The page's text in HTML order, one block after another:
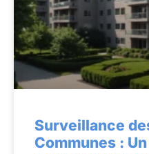
Surveillance
Communes :